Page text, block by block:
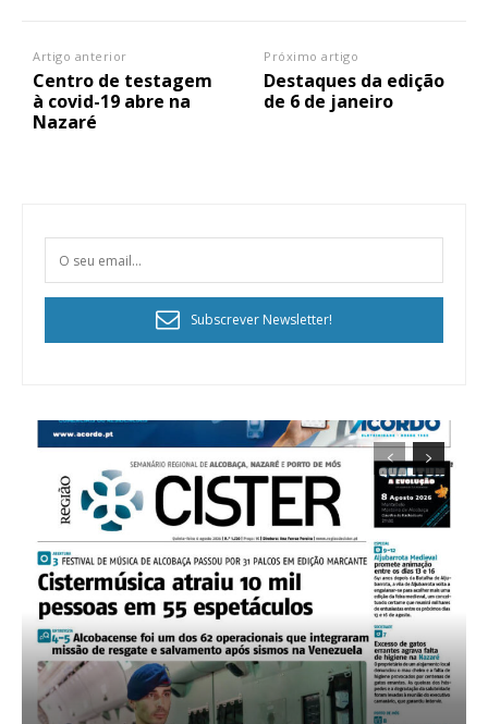
Artigo anterior
Centro de testagem
à covid-19 abre na
Nazaré
Próximo artigo
Destaques da edição
de 6 de janeiro
Subscrever Newsletter!